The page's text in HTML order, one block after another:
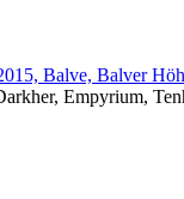
Balve, Balver
Empyrium,